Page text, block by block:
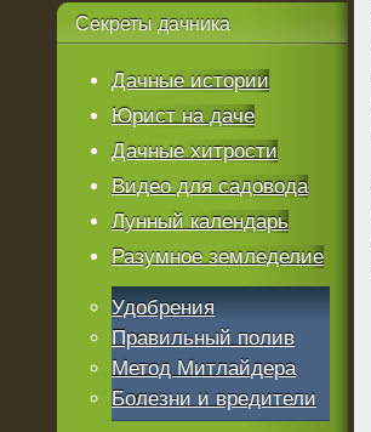
Секреты дачника
Дачные истории
Юрист на даче
Дачные хитрости
Видео для садовода
Лунный календарь
Разумное земледелие
Удобрения
Правильный полив
Метод Митлайдера
Болезни и вредители